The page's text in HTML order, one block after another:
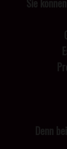
Sie
Denn